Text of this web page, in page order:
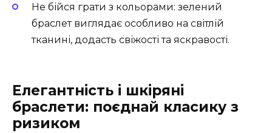
Не бійся грати з кольорами: зелений
браслет виглядає особливо на світлій
тканині, додасть свіжості та яскравості.
Елегантність і шкіряні
браслети: поєднай класику з
ризиком